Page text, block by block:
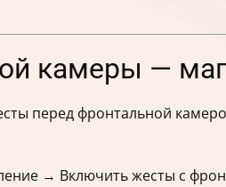
камеры —
перед фронтальной
→ Включить жесты с